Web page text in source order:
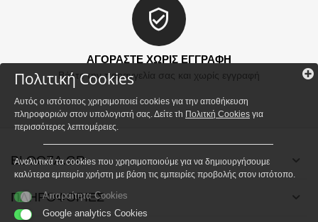
ΑΓΟΡΑΣΤΕ ΧΩΡΙΣ ΕΓΓΡΑΦΗ
Βάλτε την παραγγελία σας και χωρίς εγγραφή
BLOOZA.GR
ΠΛΗΡΟΦΟΡΙΕΣ
Πολιτική Cookies
Αυτός ο ιστότοπος χρησιμοποιεί cookies για την αποθήκευση
πληροφοριών στον υπολογιστή σας. Δείτε τh Πολιτκή Cookies για
περισσότερες λεπτομέρειες.
Αναλυτικά τα cookies που χρησιμοποιούμε για να δημιουργήσουμε
καλύτερα εμπειρία χρήστη με βάση τις εμπειρίες προβολής στον ιστότοπο.
Απαραίτητα Cookies
Google analytics Cookies